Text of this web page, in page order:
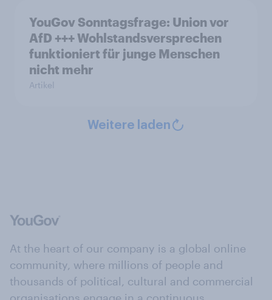
YouGov Sonntagsfrage: Union vor
AfD +++ Wohlstandsversprechen
funktioniert für junge Menschen
nicht mehr
Artikel
Weitere laden
At the heart of our company is a global online
community, where millions of people and
thousands of political, cultural and commercial